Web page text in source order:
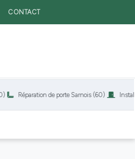
CONTACT
de porte Sarnois (60) Installation